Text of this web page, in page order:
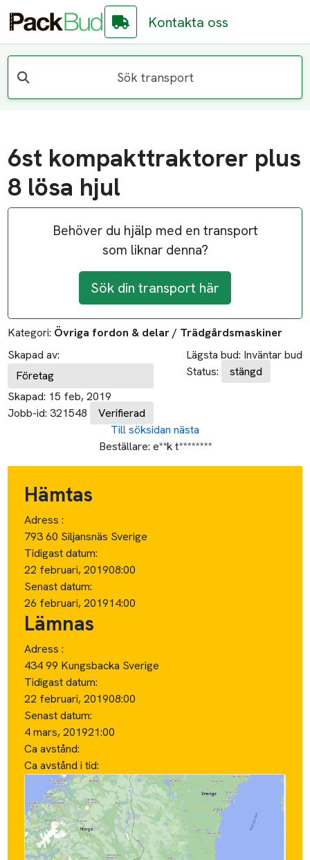
Kontakta oss
Sök transport
6st kompakttraktorer plus
8 lösa hjul
Behöver du hjälp med en transport
som liknar denna?
Sök din transport här
Kategori: Övriga fordon & delar / Trädgårdsmaskiner
Skapad av:
Företag
Skapad: 15 feb, 2019
Jobb-id: 321548 Verifierad
Lägsta bud: Inväntar bud
Status:
stängd
Till söksidan nästa
Beställare: e**k t********
Hämtas
Adress :
793 60 Siljansnäs Sverige
Tidigast datum:
22 februari, 201908:00
Senast datum:
26 februari, 201914:00
Lämnas
Adress :
434 99 Kungsbacka Sverige
Tidigast datum:
22 februari, 201908:00
Senast datum:
4 mars, 201921:00
Ca avstånd:
Ca avstånd i tid: